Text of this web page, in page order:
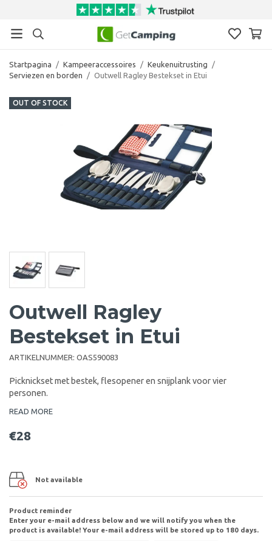
Startpagina / Kampeeraccessoires / Keukenuitrusting
/
Serviezen en borden
/ Outwell Ragley Bestekset in Etui
OUT OF STOCK
Outwell Ragley
Bestekset in Etui
ARTIKELNUMMER: OAS590083
Picknickset met bestek, flesopener en snijplank voor vier
personen.
READ MORE
€28
Not available
Product reminder
Enter your e-mail address below and we will notify you when the
product is available! Your e-mail address will be stored up to 180 days.